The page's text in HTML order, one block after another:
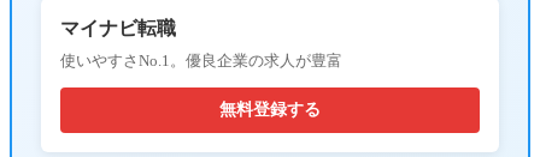
マイナビ転職
使いやすさNo.1。優良企業の求人が豊富
無料登録する